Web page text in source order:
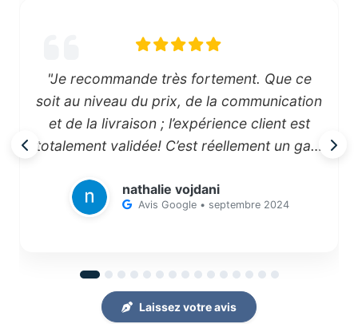
"Je recommande très fortement. Que ce
soit au niveau du prix, de la communication
et de la livraison ; l’expérience client est
totalement validée! C’est réellement un gain
service"
nathalie vojdani
Avis Google • septembre 2024
Laissez votre avis